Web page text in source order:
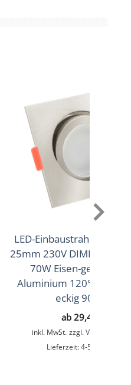
LED-Einbaustrahler extra
25mm 230V DIMMBAR
70W Eisen-
Aluminium 120°
eckig 90 CRI
ab 29,49
inkl. MwSt. zzgl.
Lieferzeit:4-5 Wochen